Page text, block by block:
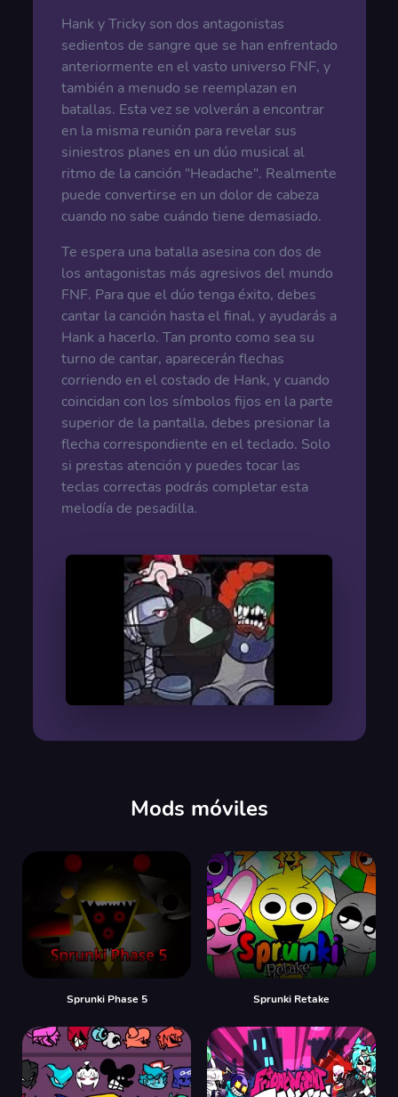
Hank y Tricky son dos antagonistas
sedientos de sangre que se han enfrentado
anteriormente en el vasto universo FNF, y
también a menudo se reemplazan en
batallas. Esta vez se volverán a encontrar
en la misma reunión para revelar sus
siniestros planes en un dúo musical al
ritmo de la canción "Headache". Realmente
puede convertirse en un dolor de cabeza
cuando no sabe cuándo tiene demasiado.
Te espera una batalla asesina con dos de
los antagonistas más agresivos del mundo
FNF. Para que el dúo tenga éxito, debes
cantar la canción hasta el final, y ayudarás a
Hank a hacerlo. Tan pronto como sea su
turno de cantar, aparecerán flechas
corriendo en el costado de Hank, y cuando
coincidan con los símbolos fijos en la parte
superior de la pantalla, debes presionar la
flecha correspondiente en el teclado. Solo
si prestas atención y puedes tocar las
teclas correctas podrás completar esta
melodía de pesadilla.
Mods móviles
Sprunki Phase 5 Sprunki Retake